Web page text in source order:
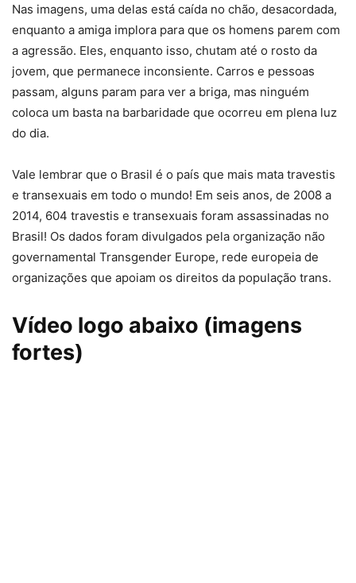
Nas imagens, uma delas está caída no chão, desacordada,
enquanto a amiga implora para que os homens parem com
a agressão. Eles, enquanto isso, chutam até o rosto da
jovem, que permanece inconsiente. Carros e pessoas
passam, alguns param para ver a briga, mas ninguém
coloca um basta na barbaridade que ocorreu em plena luz
do dia.
Vale lembrar que o Brasil é o país que mais mata travestis
e transexuais em todo o mundo! Em seis anos, de 2008 a
2014, 604 travestis e transexuais foram assassinadas no
Brasil! Os dados foram divulgados pela organização não
governamental Transgender Europe, rede europeia de
organizações que apoiam os direitos da população trans.
Vídeo logo abaixo (imagens
fortes)